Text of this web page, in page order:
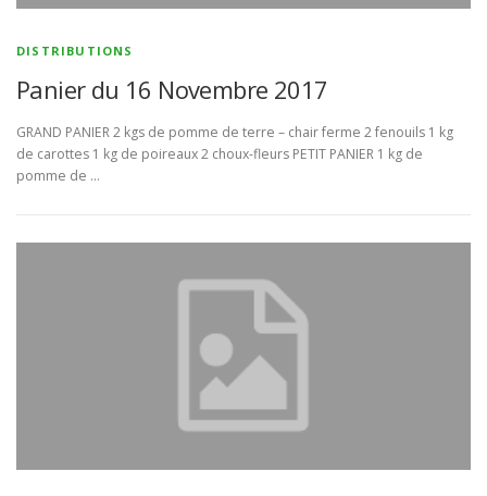
DISTRIBUTIONS
Panier du 16 Novembre 2017
GRAND PANIER 2 kgs de pomme de terre – chair ferme 2 fenouils 1 kg
de carottes 1 kg de poireaux 2 choux-fleurs PETIT PANIER 1 kg de
pomme de …